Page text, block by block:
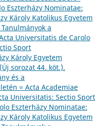
Eszterházy Nominatae:
Károly Katolikus Egyetem
a
Universitatis de Carolo
Sport
Károly Egyetem
sorozat 44. köt.).
és a
= Acta Academiae
Universitatis: Sectio Sport
Eszterházy Nominatae:
Károly Katolikus Egyetem